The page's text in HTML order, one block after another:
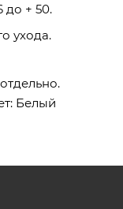
до + 50.
ухода.
Белый